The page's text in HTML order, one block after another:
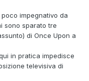
impegnativo da
sono sparato tre
di Once Upon a
in pratica impedisce
televisiva di